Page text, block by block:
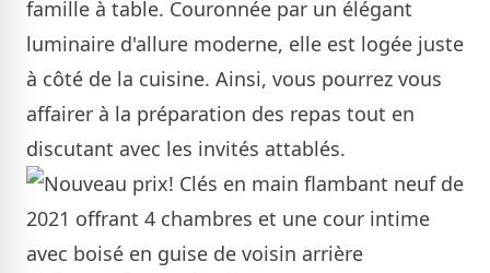
famille à table. Couronnée par un élégant
luminaire d'allure moderne, elle est logée juste
à côté de la cuisine. Ainsi, vous pourrez vous
affairer à la préparation des repas tout en
discutant avec les invités attablés.